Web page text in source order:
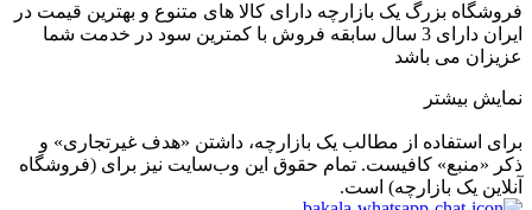
فروشگاه بزرگ یک بازارچه دارای کالا های متنوع و بهترین قیمت در
ایران دارای 3 سال سابقه فروش با کمترین سود در خدمت شما
عزیزان می باشد
نمایش بیشتر
برای استفاده از مطالب یک بازارچه، داشتن «هدف غیرتجاری» و
ذکر «منبع» کافیست. تمام حقوق اين وب‌سايت نیز برای (فروشگاه
آنلاین یک بازارچه) است.